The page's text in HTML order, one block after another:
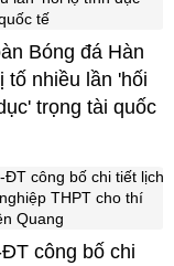
Bóng đá Hàn
tố nhiều lần 'hối
trọng tài quốc
công bố chi